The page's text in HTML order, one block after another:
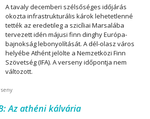
A tavaly decemberi szélsőséges időjárás
okozta infrastrukturális károk lehetetlenné
tették az eredetileg a szicíliai Marsalába
tervezett idén májusi finn dinghy Európa-
bajnokság lebonyolítását. A dél-olasz város
helyébe Athént jelölte a Nemzetközi Finn
Szövetség (IFA). A verseny időpontja nem
változott.
Az athéni kálvária